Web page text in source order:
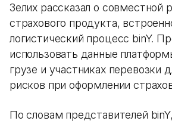
Зелих рассказал о совместной
страхового продукта,
логистический процесс binY.
использовать данные
грузе и участниках перевозки
рисков при оформлении
По словам представителей